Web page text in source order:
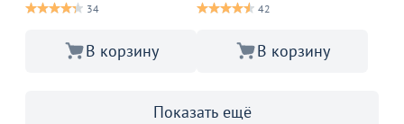
34
В корзину
42
В корзину
Показать ещё